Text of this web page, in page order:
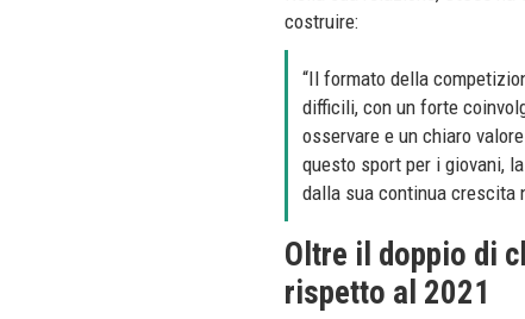
costruire:
“Il formato della
difficili, con un forte
osservare e un chiaro
questo sport per i giovani,
dalla sua continua crescita
Oltre il doppio di
rispetto al 2021